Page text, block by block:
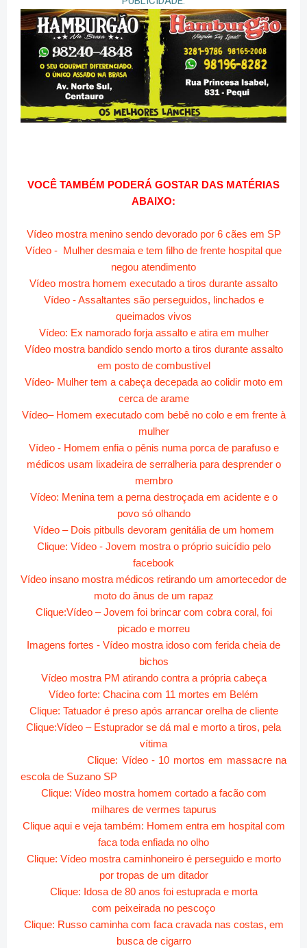
VOCÊ TAMBÉM PODERÁ GOSTAR DAS MATÉRIAS
ABAIXO:
Vídeo mostra menino sendo devorado por 6 cães em SP
Vídeo - Mulher desmaia e tem filho de frente hospital que
negou atendimento
Vídeo mostra homem executado a tiros durante assalto
Vídeo - Assaltantes são perseguidos, linchados e
queimados vivos
Vídeo: Ex namorado forja assalto e atira em mulher
Vídeo mostra bandido sendo morto a tiros durante assalto
em posto de combustível
Vídeo- Mulher tem a cabeça decepada ao colidir moto em
cerca de arame
Vídeo– Homem executado com bebê no colo e em frente à
mulher
Vídeo - Homem enfia o pênis numa porca de parafuso e
médicos usam lixadeira de serralheria para desprender o
membro
Vídeo: Menina tem a perna destroçada em acidente e o
povo só olhando
Vídeo – Dois pitbulls devoram genitália de um homem
Clique: Vídeo - Jovem mostra o próprio suicídio pelo
facebook
Vídeo insano mostra médicos retirando um amortecedor de
moto do ânus de um rapaz
Clique:Vídeo – Jovem foi brincar com cobra coral, foi
picado e morreu
Imagens fortes - Vídeo mostra idoso com ferida cheia de
bichos
Vídeo mostra PM atirando contra a própria cabeça
Vídeo forte: Chacina com 11 mortes em Belém
Clique: Tatuador é preso após arrancar orelha de cliente
Clique:Vídeo – Estuprador se dá mal e morto a tiros, pela
vítima
Clique: Vídeo - 10 mortos em massacre na
escola de Suzano SP
Clique: Vídeo mostra homem cortado a facão com
milhares de vermes tapurus
Clique aqui e veja também: Homem entra em hospital com
faca toda enfiada no olho
Clique: Vídeo mostra caminhoneiro é perseguido e morto
por tropas de um ditador
Clique: Idosa de 80 anos foi estuprada e morta
com peixeirada no pescoço
Clique: Russo caminha com faca cravada nas costas, em
busca de cigarro